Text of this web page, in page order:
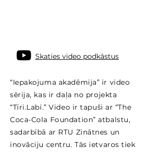
Skaties video podkāstus
“Iepakojuma akadēmija” ir video
sērija, kas ir daļa no projekta
“Tīri.Labi.” Video ir tapuši ar “The
Coca-Cola Foundation” atbalstu,
sadarbībā ar RTU Zinātnes un
inovāciju centru. Tās ietvaros tiek